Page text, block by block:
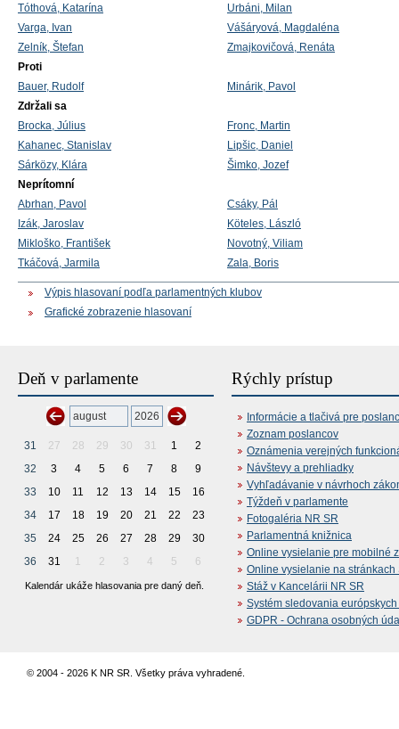
Tóthová, Katarína
Urbáni, Milan
Varga, Ivan
Vášáryová, Magdaléna
Zelník, Štefan
Zmajkovičová, Renáta
Proti
Bauer, Rudolf
Minárik, Pavol
Zdržali sa
Brocka, Július
Fronc, Martin
Kahanec, Stanislav
Lipšic, Daniel
Sárközy, Klára
Šimko, Jozef
Neprítomní
Abrhan, Pavol
Csáky, Pál
Izák, Jaroslav
Köteles, László
Mikloško, František
Novotný, Viliam
Tkáčová, Jarmila
Zala, Boris
Výpis hlasovaní podľa parlamentných klubov
Grafické zobrazenie hlasovaní
Deň v parlamente
31 27 28 29 30 31 1
2
32
3 4 5 6 7 8
9
33
10 11 12 13 14 15
16
34
17 18 19 20 21 22
23
35
24 25 26 27 28 29
30
36
31 1 2 3 4 5 6
Kalendár ukáže hlasovania pre daný deň.
Rýchly prístup
Informácie a tlačivá pre
Zoznam poslancov
Oznámenia verejných
Návštevy a prehliadky
Vyhľadávanie v návrhoch
Týždeň v parlamente
Fotogaléria NR SR
Parlamentná knižnica
Online vysielanie pre mobilné
Online vysielanie na stránkach
Stáž v Kancelárii NR SR
Systém sledovania
GDPR - Ochrana osobných
© 2004 - 2026 K NR SR. Všetky práva vyhradené.